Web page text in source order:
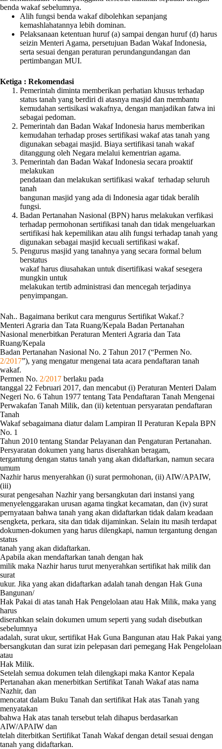
benda wakaf sebelumnya.
Alih fungsi benda wakaf dibolehkan sepanjang
kemashlahatannya lebih dominan.
Pelaksanaan ketentuan huruf (a) sampai dengan huruf (d) harus
seizin Menteri Agama, persetujuan Badan Wakaf Indonesia,
serta sesuai dengan peraturan perundangundangan dan
pertimbangan MUI.
‌Ketiga : Rekomendasi
Pemerintah diminta memberikan perhatian khusus terhadap
status tanah yang berdiri di atasnya masjid dan membantu
kemudahan sertisikasi wakafnya, dengan manjadikan fatwa ini
sebagai pedoman.
Pemerintah dan Badan Wakaf Indonesia harus memberikan
kemudahan terhadap proses sertifikasi wakaf atas tanah yang
digunakan sebagai masjid. Biaya sertifikasi tanah wakaf
ditanggung oleh Negara melalui kementrian agama.
Pemerintah dan Badan Wakaf Indonesia secara proaktif
melakukan
pendataan dan melakukan sertifikasi wakaf terhadap seluruh
tanah
bangunan masjid yang ada di Indonesia agar tidak beralih
fungsi.
Badan Pertanahan Nasional (BPN) harus melakukan verfikasi
terhadap permohonan sertifikasi tanah dan tidak mengeluarkan
sertifikasi hak kepemilikan atau alih fungsi terhadap tanah yang
digunakan sebagai masjid kecuali sertifikasi wakaf.
Pengurus masjid yang tanahnya yang secara formal belum
berstatus
wakaf harus diusahakan untuk disertifikasi wakaf sesegera
mungkin untuk
melakukan tertib administrasi dan mencegah terjadinya
penyimpangan.
Nah.. Bagaimana berikut cara mengurus Sertifikat Wakaf.?
Menteri Agraria dan Tata Ruang/Kepala Badan Pertanahan
Nasional menerbitkan Peraturan Menteri Agraria dan Tata
Ruang/Kepala
Badan Pertanahan Nasional No. 2 Tahun 2017 (“Permen No.
2/2017”), yang mengatur mengenai tata acara pendaftaran tanah
wakaf.
Permen No. 2/2017 berlaku pada
tanggal 22 Februari 2017, dan mencabut (i) Peraturan Menteri Dalam
Negeri No. 6 Tahun 1977 tentang Tata Pendaftaran Tanah Mengenai
Perwakafan Tanah Milik, dan (ii) ketentuan persyaratan pendaftaran
Tanah
Wakaf sebagaimana diatur dalam Lampiran II Peraturan Kepala BPN
No. 1
Tahun 2010 tentang Standar Pelayanan dan Pengaturan Pertanahan.
Persyaratan dokumen yang harus diserahkan beragam,
tergantung dengan status tanah yang akan didaftarkan, namun secara
umum
Nazhir harus menyerahkan (i) surat permohonan, (ii) AIW/APAIW,
(iii)
surat pengesahan Nazhir yang bersangkutan dari instansi yang
menyelenggarakan urusan agama tingkat kecamatan, dan (iv) surat
pernyataan bahwa tanah yang akan didaftarkan tidak dalam keadaan
sengketa, perkara, sita dan tidak dijaminkan. Selain itu masih terdapat
dokumen-dokumen yang harus dilengkapi, namun tergantung dengan
status
tanah yang akan didaftarkan.
Apabila akan mendaftarkan tanah dengan hak
milik maka Nazhir harus turut menyerahkan sertifikat hak milik dan
surat
ukur. Jika yang akan didaftarkan adalah tanah dengan Hak Guna
Bangunan/
Hak Pakai di atas tanah Hak Pengelolaan atau Hak Milik, maka yang
harus
diserahkan selain dokumen umum seperti yang sudah disebutkan
sebelumnya
adalah, surat ukur, sertifikat Hak Guna Bangunan atau Hak Pakai yang
bersangkutan dan surat izin pelepasan dari pemegang Hak Pengelolaan
atau
Hak Milik.
Setelah semua dokumen telah dilengkapi maka Kantor Kepala
Pertanahan akan menerbitkan Sertifikat Tanah Wakaf atas nama
Nazhir, dan
mencatat dalam Buku Tanah dan sertifikat Hak atas Tanah yang
menyatakan
bahwa Hak atas tanah tersebut telah dihapus berdasarkan
AIW/APAIW dan
telah diterbitkan Sertifikat Tanah Wakaf dengan detail sesuai dengan
tanah yang didaftarkan.